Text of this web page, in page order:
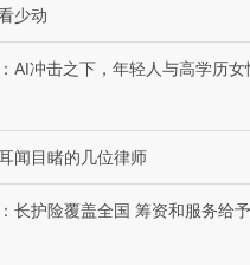
甘
链博
有意思的生活方式·第三对
少动
： AI冲击之下，年轻人与高学历女
闻目睹的几位律师
： 长护险覆盖全国 筹资和服务给